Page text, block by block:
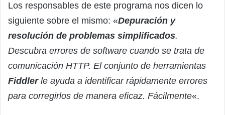
Los responsables de este programa nos dicen lo
siguiente sobre el mismo: «Depuración y
resolución de problemas simplificados.
Descubra errores de software cuando se trata de
comunicación HTTP. El conjunto de herramientas
Fiddlerle ayuda a identificar rápidamente errores
para corregirlos de manera eficaz. Fácilmente«.